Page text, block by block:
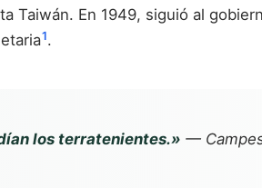
Taiwán. En 1949, siguió al
1.
los terratenientes.» —